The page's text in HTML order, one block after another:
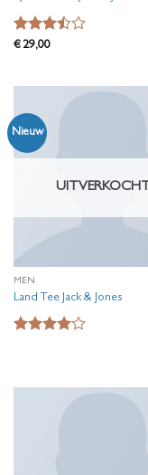
Waardering
€29,00
Nieuw
UITVERKOCHT
MEN
Land Tee Jack & Jones